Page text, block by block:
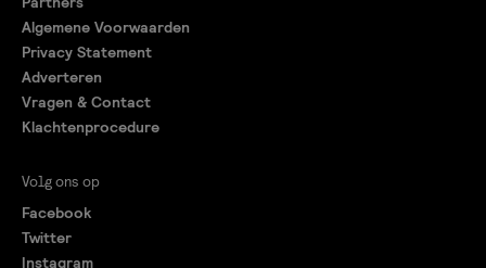
Algemene Voorwaarden
Privacy Statement
Adverteren
Vragen & Contact
Klachtenprocedure
Volg ons op
Facebook
Twitter
Instagram